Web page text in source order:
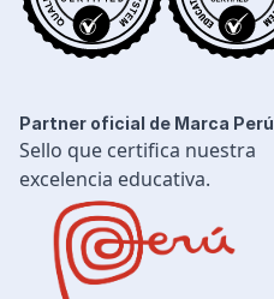
Partner oficial de Marca Perú
Sello que certifica nuestra
excelencia educativa.